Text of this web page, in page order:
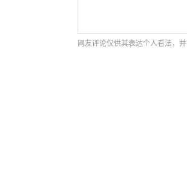
网友评论仅供其表达个人看法，